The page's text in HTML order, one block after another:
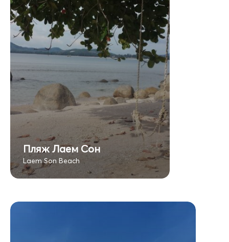
Пляж Лаем Сон
Laem Son Beach